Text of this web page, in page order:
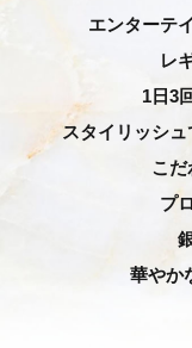
エンターテ
レ
1日3
スタイリッシュ
こだ
プ
華やか